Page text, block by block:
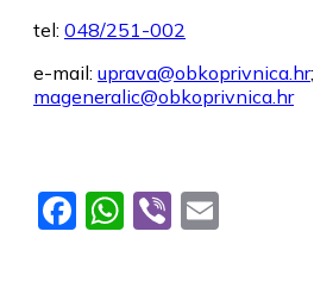
tel: 048/251-002
e-mail: uprava@obkoprivnica.hr;
mageneralic@obkoprivnica.hr
Facebook
WhatsApp
Viber